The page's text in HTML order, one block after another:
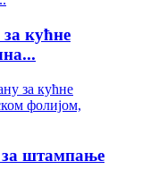
кућне
штампање